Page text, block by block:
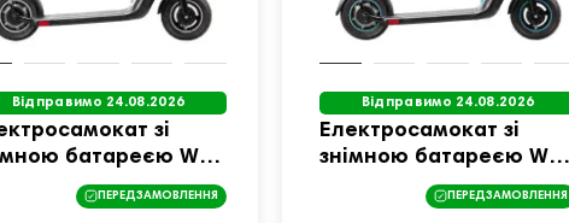
Відправимо 24.08.2026
зі
батареєю W-
SwapCharge 500 W
чорно-білий
ПЕРЕДЗАМОВЛЕННЯ
Відправимо 24.08.2026
Електросамокат зі
знімною батареєю W-
TEC SwapCharge 500 W
10” чорно-блакитний
ПЕРЕДЗАМОВЛЕННЯ